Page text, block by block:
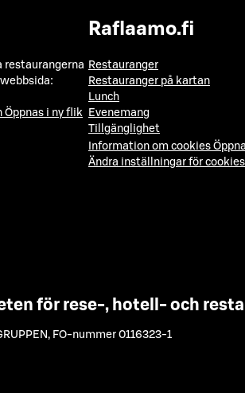
restaurangerna
Öppnas i ny flik
Raflaamo.fi
Restauranger
Restauranger på kartan
Lunch
Evenemang
Tillgänglighet
Information om cookies
Ändra inställningar för cookies
för rese-, hotell- och
, FO-nummer 0116323-1